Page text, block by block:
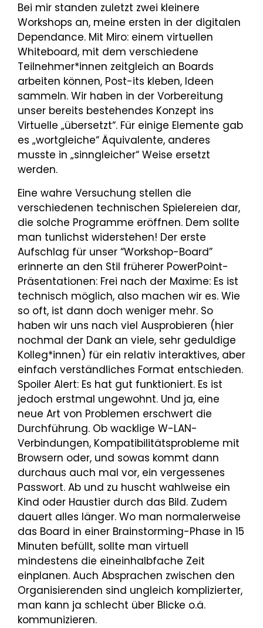
Bei mir standen zuletzt zwei kleinere
Workshops an, meine ersten in der digitalen
Dependance. Mit Miro: einem virtuellen
Whiteboard, mit dem verschiedene
Teilnehmer*innen zeitgleich an Boards
arbeiten können, Post-its kleben, Ideen
sammeln. Wir haben in der Vorbereitung
unser bereits bestehendes Konzept ins
Virtuelle „übersetzt“. Für einige Elemente gab
es „wortgleiche“ Äquivalente, anderes
musste in „sinngleicher“ Weise ersetzt
werden.
Eine wahre Versuchung stellen die
verschiedenen technischen Spielereien dar,
die solche Programme eröffnen. Dem sollte
man tunlichst widerstehen! Der erste
Aufschlag für unser “Workshop-Board”
erinnerte an den Stil früherer PowerPoint-
Präsentationen: Frei nach der Maxime: Es ist
technisch möglich, also machen wir es. Wie
so oft, ist dann doch weniger mehr. So
haben wir uns nach viel Ausprobieren (hier
nochmal der Dank an viele, sehr geduldige
Kolleg*innen) für ein relativ interaktives, aber
einfach verständliches Format entschieden.
Spoiler Alert: Es hat gut funktioniert. Es ist
jedoch erstmal ungewohnt. Und ja, eine
neue Art von Problemen erschwert die
Durchführung. Ob wacklige W-LAN-
Verbindungen, Kompatibilitätsprobleme mit
Browsern oder, und sowas kommt dann
durchaus auch mal vor, ein vergessenes
Passwort. Ab und zu huscht wahlweise ein
Kind oder Haustier durch das Bild. Zudem
dauert alles länger. Wo man normalerweise
das Board in einer Brainstorming-Phase in 15
Minuten befüllt, sollte man virtuell
mindestens die eineinhalbfache Zeit
einplanen. Auch Absprachen zwischen den
Organisierenden sind ungleich komplizierter,
man kann ja schlecht über Blicke o.ä.
kommunizieren.